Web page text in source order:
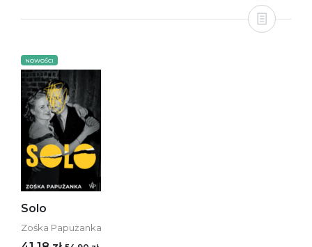
NOWOŚCI
Solo
Zośka Papużanka